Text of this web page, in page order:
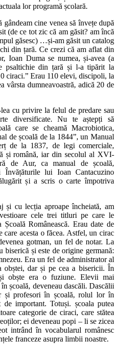
lor programă școlară.
cine venea să învețe după
(de ce tot zic că am găsit? am încă
găsesc) …și-am găsit un catalog
din țară. Ce crezi că am aflat din
Ioan Duma se numea, și-avea (a
psaltichie din țară și l-a tipărit la
ciraci.” Erau 110 elevi, discipoli, la
vârsta dumneavoastră, adică 20 de
cu privire la felul de predare sau
diversificate. Nu te aștepți să
care se cheamă Macrobiotica,
de școală de la 1844”, un Manual
de la 1837, de legi comerciale,
și română, iar din secolul al XVI-
de Aur, ca manual de școală,
lui Ioan Cantacuzino
și a scris o carte împotriva
și cu lecția aproape încheiată, am
cele trei titluri pe care le
Românească. Erau date de
acesta o făcea. Astfel, un cirac
gotman, un fel de notar. La
biserică și este de origine germană:
Era un fel de administrator al
obștei, dar și pe cea a bisericii. În
obște era o fuziune. Elevii mai
școală, deveneau dascăli. Dascălii
și profesori în școală, rolul lor în
important. Totuși. școala putea
categorie de ciraci, care stătea
ei deveneau popi – li se zicea
intrând în vocabularul românesc
franceze asupra limbii noastre.